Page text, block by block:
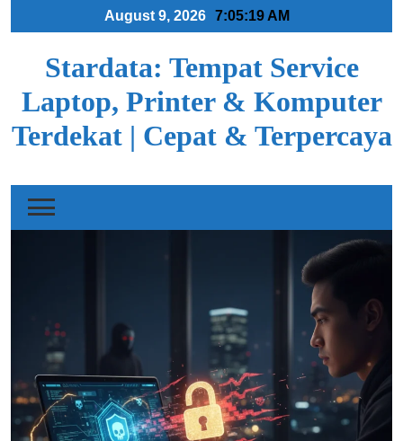
August 9, 2026 7:05:20 AM
Stardata: Tempat Service
Laptop, Printer & Komputer
Terdekat | Cepat & Terpercaya